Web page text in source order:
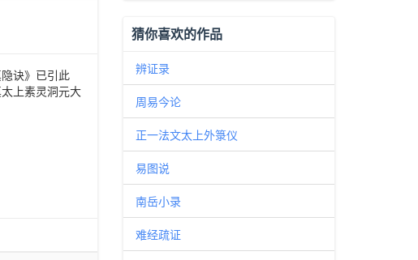
诀》已引此
上素灵洞元大
猜你喜欢的作品
辨证录
周易今论
正一法文太上外箓仪
易图说
南岳小录
难经疏证